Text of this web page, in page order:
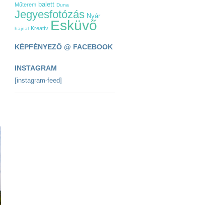
Műterem balett Duna
Jegyesfotózás Nyár
hajnal Kreatív Esküvő
KÉPFÉNYEZŐ @ FACEBOOK
INSTAGRAM
[instagram-feed]